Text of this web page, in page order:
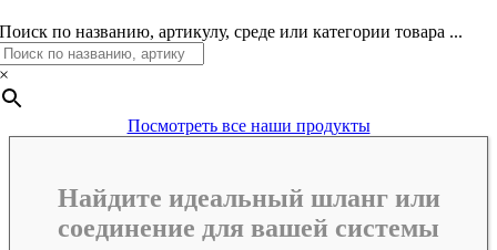
Поиск по названию, артикулу, среде или категории товара ...
×
Посмотреть все наши продукты
Найдите идеальный шланг или
соединение для вашей системы